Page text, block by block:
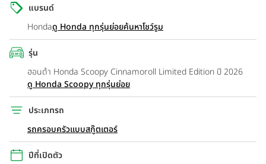
แบรนด์
Hondaดู Honda ทุกรุ่นย่อยค้นหาโชว์รูม
รุ่น
ฮอนด้า Honda Scoopy Cinnamoroll Limited Edition ปี 2026
ดู Honda Scoopy ทุกรุ่นย่อย
ประเภทรถ
รถครอบครัวแบบสกู๊ตเตอร์
ปีที่เปิดตัว